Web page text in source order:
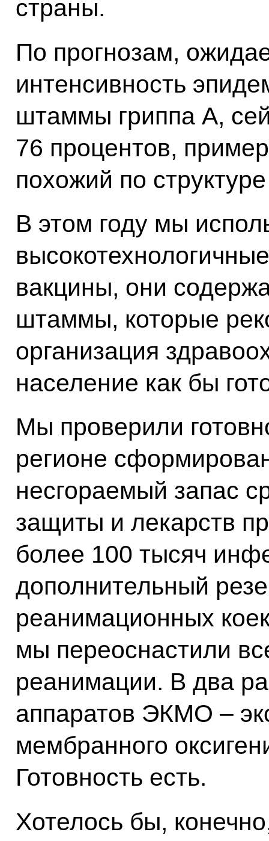
страны.
По прогнозам,
интенсивность
штаммы гриппа А,
76 процентов,
похожий по
В этом году мы
вакцины, они
штаммы, которые
организация
население как бы
Мы проверили
регионе
несгораемый запас
защиты и лекарств
более 100 тысяч
дополнительный
реанимационных
мы переоснастили
реанимации. В два
аппаратов ЭКМО –
мембранного
Готовность есть.
Хотелось бы,